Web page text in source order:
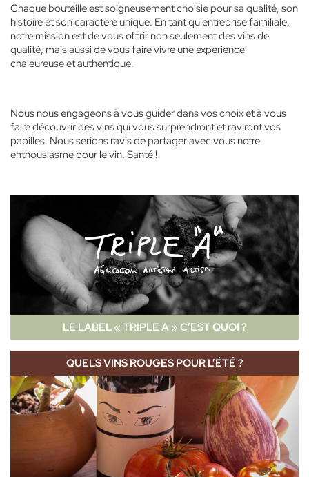
Chaque bouteille est soigneusement choisie pour sa qualité, son
histoire et son caractère unique. En tant qu'entreprise familiale,
notre mission est de vous offrir non seulement des vins de
qualité, mais aussi de vous faire vivre une expérience
chaleureuse et authentique.
Nous nous engageons à vous guider dans vos choix et à vous
faire découvrir des vins qui vous surprendront et raviront vos
papilles. Nous serions ravis de partager avec vous notre
enthousiasme pour le vin. Santé !
LE LABEL « TRIPLE A » C’EST QUOI ?
QUELS VINS ROUGES POUR L’ÉTÉ ?